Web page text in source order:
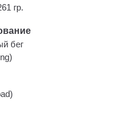
гр.
бег